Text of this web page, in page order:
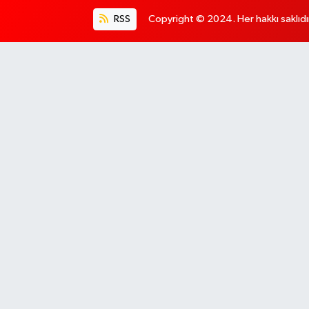
RSS Copyright © 2024. Her hakkı